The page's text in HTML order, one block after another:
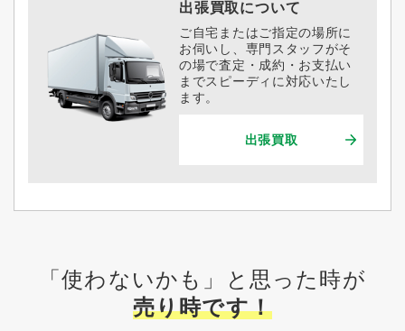
出張買取について
ご自宅またはご指定の場所に
お伺いし、専門スタッフがそ
の場で査定・成約・お支払い
までスピーディに対応いたし
ます。
出張買取
「使わないかも」と思った時が
売り時です！